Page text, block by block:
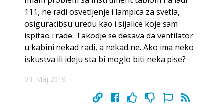
111, ne radi osvetljenje i lampica za svetla,
osiguracibsu uredu kao i sijalice koje sam
ispitao i rade. Takodje se desava da ventilator
u kabini nekad radi, a nekad ne. Ako ima neko
iskustva ili ideju sta bi moglo biti neka pise?
04. Maj 2019.